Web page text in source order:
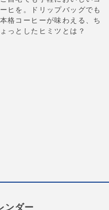
ーヒを。ドリップバッグでも
本格コーヒーが味わえる、ち
ょっとしたヒミツとは？
ンダー